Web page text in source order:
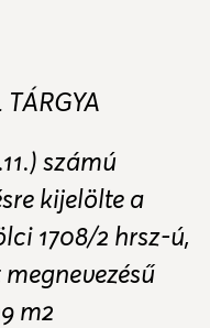
számú
kijelölte a
1708/2 hrsz-ú,
m2